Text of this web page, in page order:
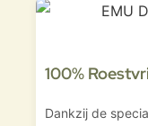
100%
Dankzij de